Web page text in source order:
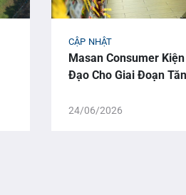
CẬP NHẬT
Masan Consumer
Đạo Cho Giai Đoạn
24/06/2026